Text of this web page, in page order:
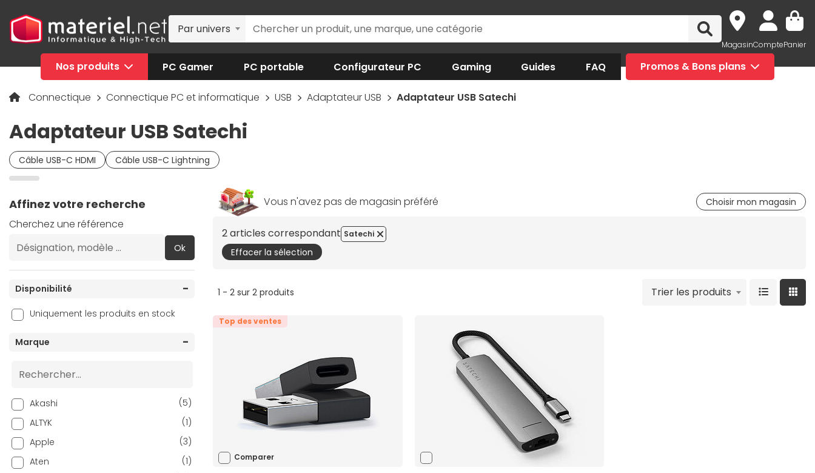
Par univers
MagasinComptePanier
Nos produits PC Gamer PC portable Configurateur PC Gaming Guides FAQ Promos & Bons plans
Connectique Connectique PC et informatique USB Adaptateur USB Adaptateur USB Satechi
Adaptateur USB Satechi
Câble USB-C HDMI Câble USB-C Lightning
Affinez votre recherche
Cherchez une référence
Ok
Disponibilité
Uniquement les produits en stock
Marque
Akashi
(5)
ALTYK
(1)
Apple
(3)
Aten
(1)
Vous n'avez pas de magasin préféré Choisir mon magasin
2 articles correspondant
Effacer la sélection
Satechi
1 - 2 sur 2 produits Trier les produits
Top des ventes
Comparer